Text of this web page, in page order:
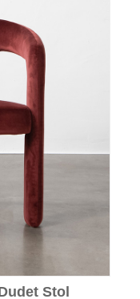
Stol